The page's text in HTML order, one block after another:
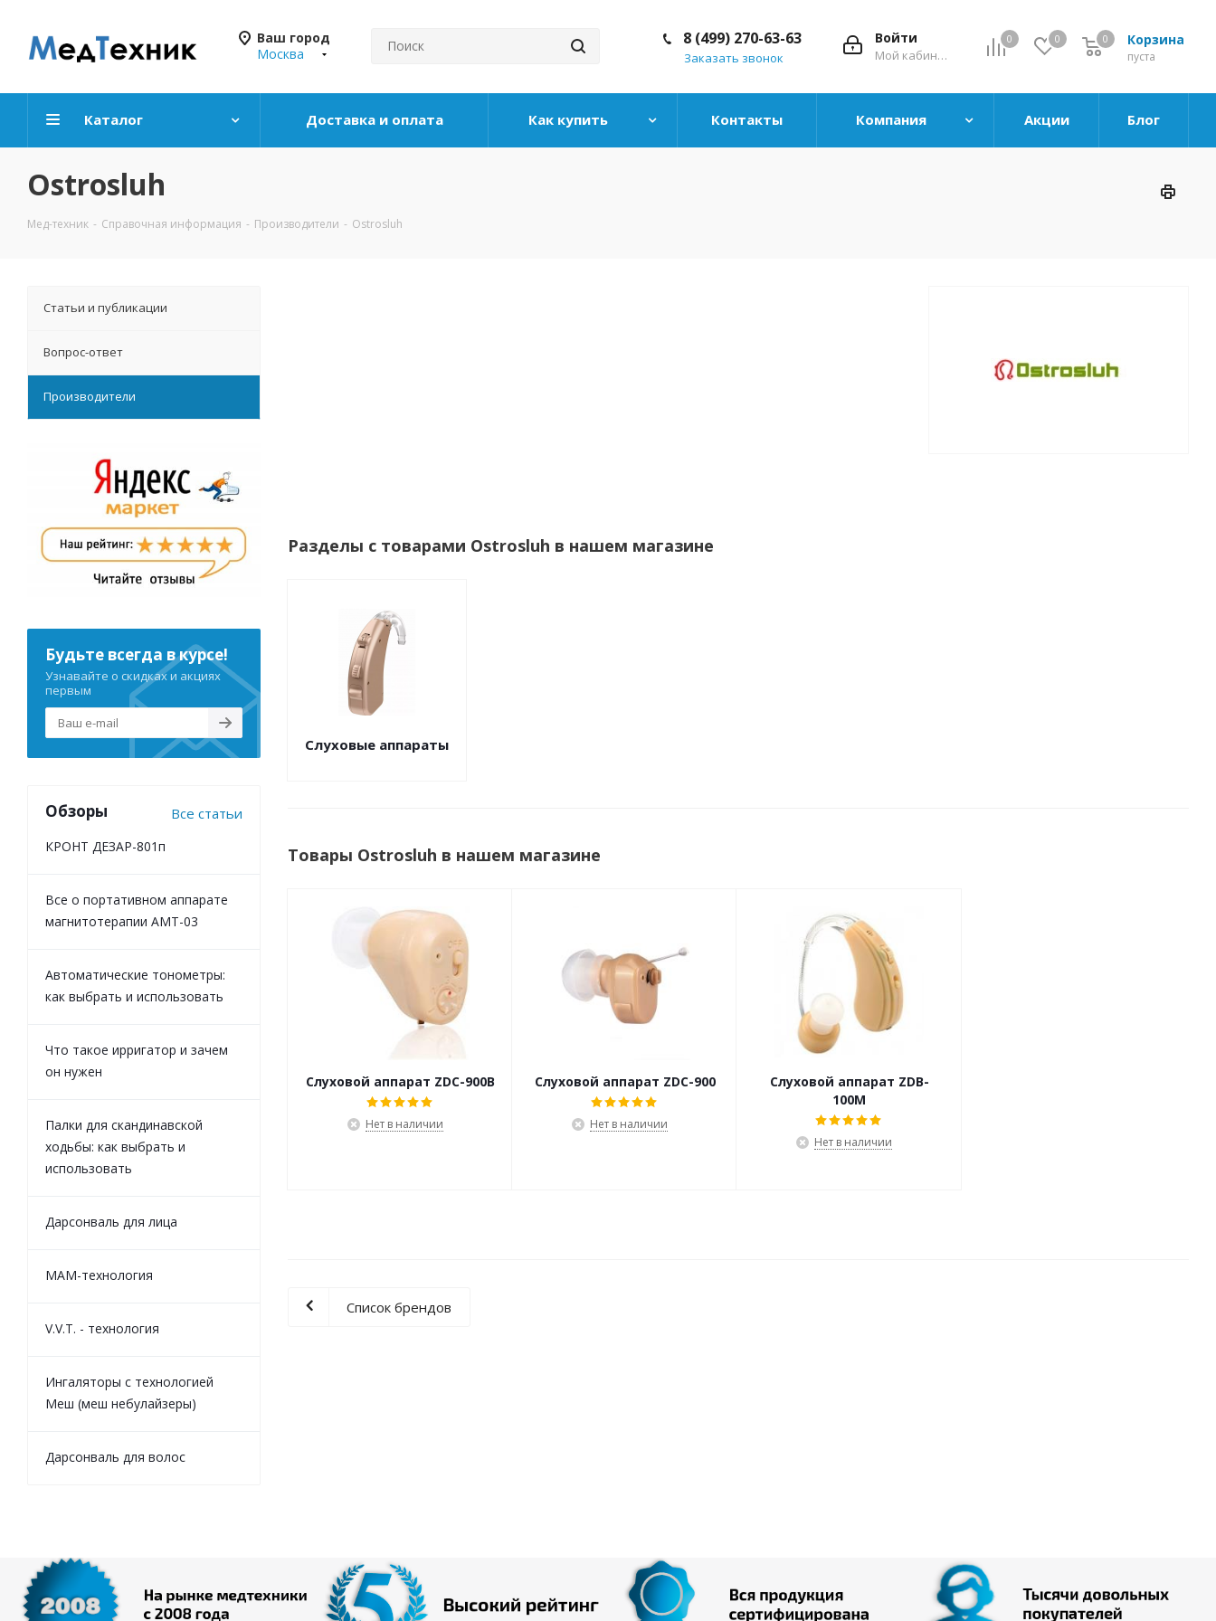
Ваш город
Москва
0 0 Корзина
0
пуста
0
Войти
Мой кабинет
8 (499) 270-63-63
Заказать звонок
Каталог Доставка и оплата Как купить Контакты Компания Акции Блог
Ostrosluh
Мед-техник - Справочная информация - Производители - Ostrosluh
Разделы с товарами Ostrosluh в нашем магазине
Слуховые аппараты
Товары Ostrosluh в нашем магазине
Слуховой аппарат ZDC-900B
Нет в наличии
Слуховой аппарат ZDC-900
Нет в наличии
Слуховой аппарат ZDB-
100M
Нет в наличии
Список брендов
Статьи и публикации
Вопрос-ответ
Производители
Будьте всегда в курсе!
Узнавайте о скидках и акциях
первым
Обзоры Все статьи
КРОНТ ДЕЗАР-801п
Все о портативном аппарате
магнитотерапии АМТ-03
Автоматические тонометры:
как выбрать и использовать
Что такое ирригатор и зачем
он нужен
Палки для скандинавской
ходьбы: как выбрать и
использовать
Дарсонваль для лица
MAM-технология
V.V.T. - технология
Ингаляторы с технологией
Меш (меш небулайзеры)
Дарсонваль для волос